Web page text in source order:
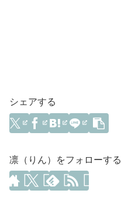
シェアする
凛（りん）をフォローする